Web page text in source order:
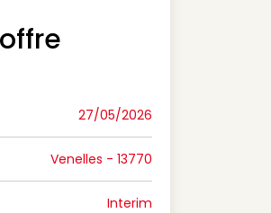
27/05/2026
Venelles - 13770
Interim